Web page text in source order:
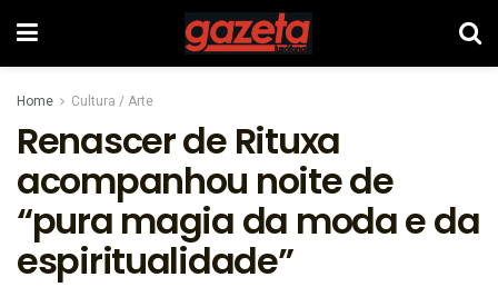
Home Cultura / Arte
Renascer de Rituxa
acompanhou noite de
“pura magia da moda e da
espiritualidade”